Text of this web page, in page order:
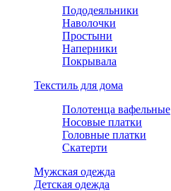
Пододеяльники
Наволочки
Простыни
Наперники
Покрывала
Текстиль для дома
Полотенца вафельные
Носовые платки
Головные платки
Скатерти
Мужская одежда
Детская одежда